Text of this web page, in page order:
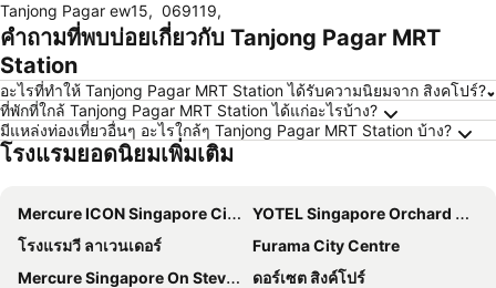
Tanjong Pagar ew15, 069119,
คำถามที่พบบ่อยเกี่ยวกับ Tanjong Pagar MRT
Station
อะไรที่ทำให้ Tanjong Pagar MRT Station ได้รับความนิยมจาก สิงคโปร์?
ที่พักที่ใกล้ Tanjong Pagar MRT Station ได้แก่อะไรบ้าง?
มีแหล่งท่องเที่ยวอื่นๆ อะไรใกล้ๆ Tanjong Pagar MRT Station บ้าง?
โรงแรมยอดนิยมเพิ่มเติม
Mercure ICON Singapore City Centre
YOTEL Singapore Orchard Road
โรงแรมวี ลาเวนเดอร์
Furama City Centre
Mercure Singapore On Stevens
ดอร์เซต สิงค์โปร์